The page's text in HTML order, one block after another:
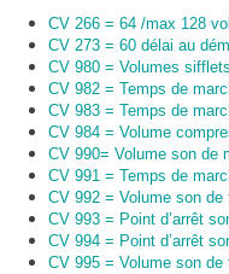
CV 266 = 64 /max 128
CV 273 = 60 délai au
CV 980 = Volumes sifflets
CV 982 = Temps de
CV 983 = Temps de
CV 984 = Volume
CV 990= Volume son de
CV 991 = Temps de
CV 992 = Volume son de
CV 993 = Point d’arrêt
CV 994 = Point d’arrêt
CV 995 = Volume son de